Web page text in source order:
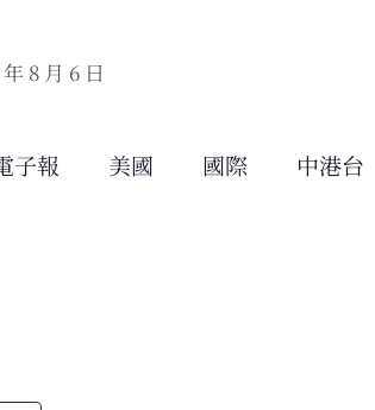
8 月 6 日
子報 美國 國際 中港台